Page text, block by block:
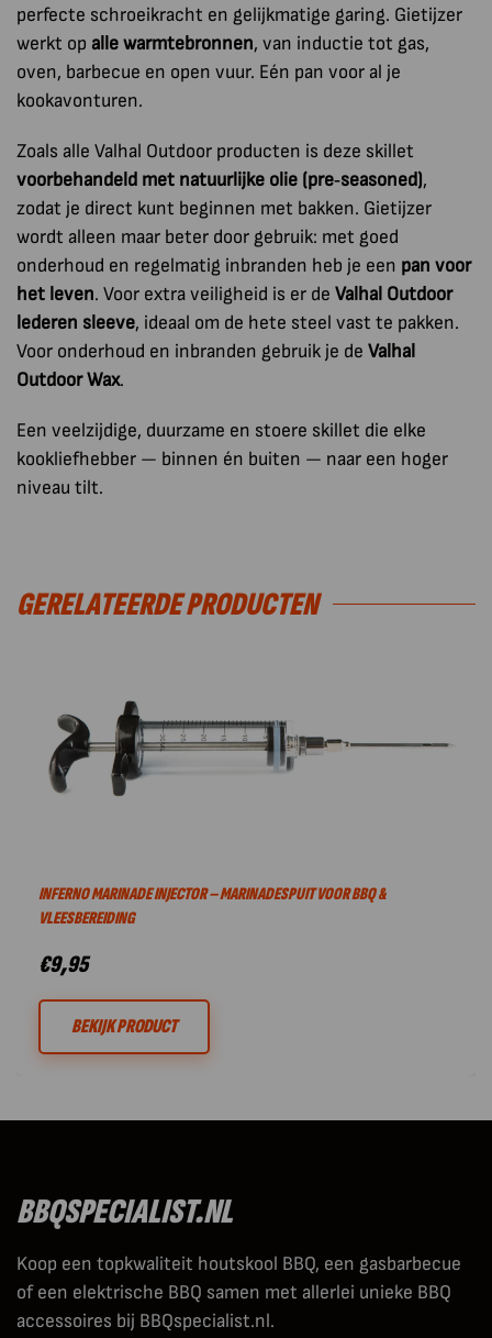
perfecte schroeikracht en gelijkmatige garing. Gietijzer
werkt op alle warmtebronnen, van inductie tot gas,
oven, barbecue en open vuur. Eén pan voor al je
kookavonturen.
Zoals alle Valhal Outdoor producten is deze skillet
voorbehandeld met natuurlijke olie (pre‑seasoned),
zodat je direct kunt beginnen met bakken. Gietijzer
wordt alleen maar beter door gebruik: met goed
onderhoud en regelmatig inbranden heb je een pan voor
het leven. Voor extra veiligheid is er de Valhal Outdoor
lederen sleeve, ideaal om de hete steel vast te pakken.
Voor onderhoud en inbranden gebruik je de Valhal
Outdoor Wax.
Een veelzijdige, duurzame en stoere skillet die elke
kookliefhebber — binnen én buiten — naar een hoger
niveau tilt.
GERELATEERDE PRODUCTEN
INFERNO MARINADE INJECTOR – MARINADESPUIT VOOR BBQ &
VLEESBEREIDING
€9,95
BEKIJK PRODUCT
BBQSPECIALIST.NL
Koop een topkwaliteit houtskool BBQ, een gasbarbecue
of een elektrische BBQ samen met allerlei unieke BBQ
accessoires bij BBQspecialist.nl.